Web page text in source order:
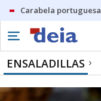
Carabela portuguesa
ENSALADILLAS